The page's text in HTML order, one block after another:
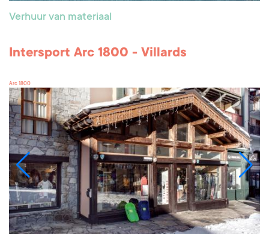
Verhuur van materiaal
Intersport Arc 1800 - Villards
Arc 1800